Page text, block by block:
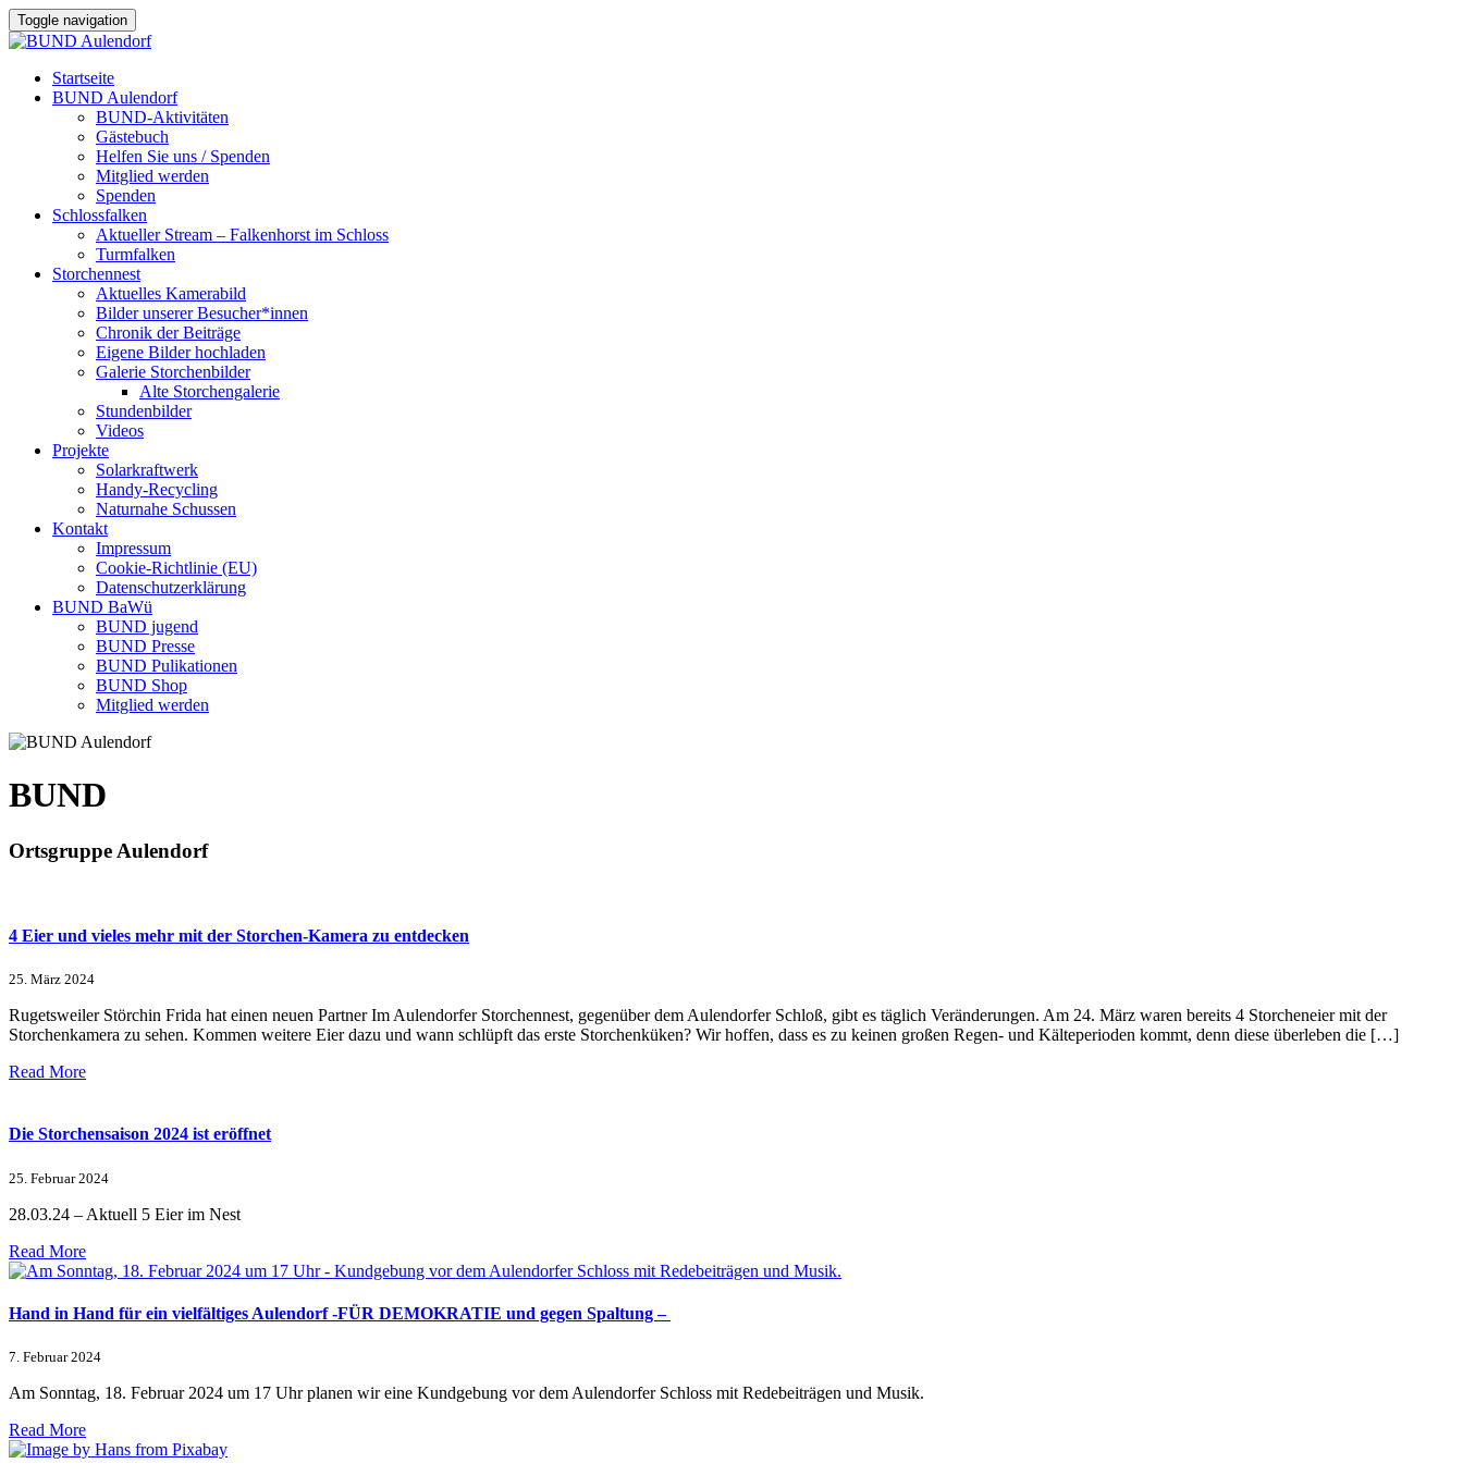
Toggle navigation
Startseite
BUND Aulendorf
BUND-Aktivitäten
Gästebuch
Helfen Sie uns / Spenden
Mitglied werden
Spenden
Schlossfalken
Aktueller Stream – Falkenhorst im Schloss
Turmfalken
Storchennest
Aktuelles Kamerabild
Bilder unserer Besucher*innen
Chronik der Beiträge
Eigene Bilder hochladen
Galerie Storchenbilder
Alte Storchengalerie
Stundenbilder
Videos
Projekte
Solarkraftwerk
Handy-Recycling
Naturnahe Schussen
Kontakt
Impressum
Cookie-Richtlinie (EU)
Datenschutzerklärung
BUND BaWü
BUND jugend
BUND Presse
BUND Pulikationen
BUND Shop
Mitglied werden
BUND
Ortsgruppe Aulendorf
4 Eier und vieles mehr mit der Storchen-Kamera zu entdecken
25. März 2024
Rugetsweiler Störchin Frida hat einen neuen Partner Im Aulendorfer Storchennest, gegenüber dem Aulendorfer Schloß, gibt es täglich Veränderungen. Am 24. März waren bereits 4 Storcheneier mit der
Storchenkamera zu sehen. Kommen weitere Eier dazu und wann schlüpft das erste Storchenküken? Wir hoffen, dass es zu keinen großen Regen- und Kälteperioden kommt, denn diese überleben die […]
Read More
Die Storchensaison 2024 ist eröffnet
25. Februar 2024
28.03.24 – Aktuell 5 Eier im Nest
Read More
Hand in Hand für ein vielfältiges Aulendorf -FÜR DEMOKRATIE und gegen Spaltung –
7. Februar 2024
Am Sonntag, 18. Februar 2024 um 17 Uhr planen wir eine Kundgebung vor dem Aulendorfer Schloss mit Redebeiträgen und Musik.
Read More